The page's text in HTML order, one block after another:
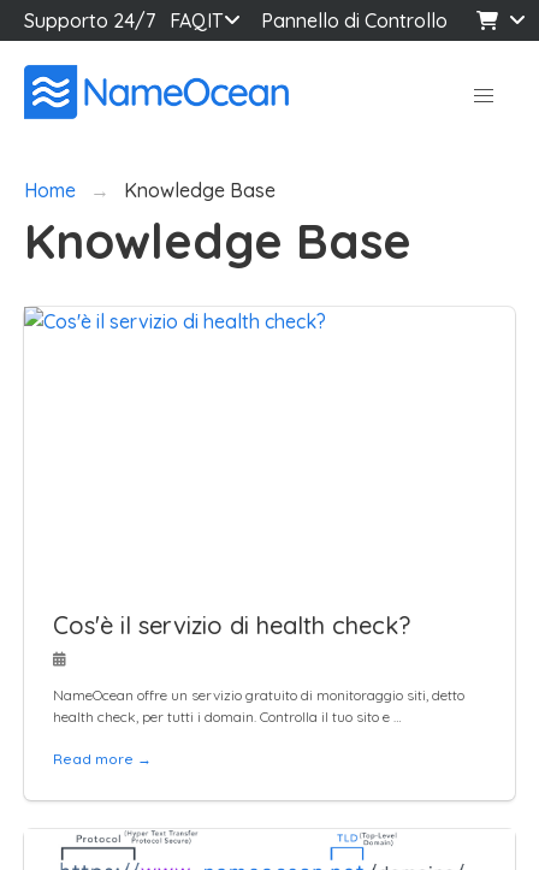
Supporto 24/7 FAQIT Pannello di Controllo
Home Knowledge Base
Knowledge Base
Cos'è il servizio di health check?
NameOcean offre un servizio gratuito di monitoraggio siti, detto
health check, per tutti i domain. Controlla il tuo sito e …
Read more →